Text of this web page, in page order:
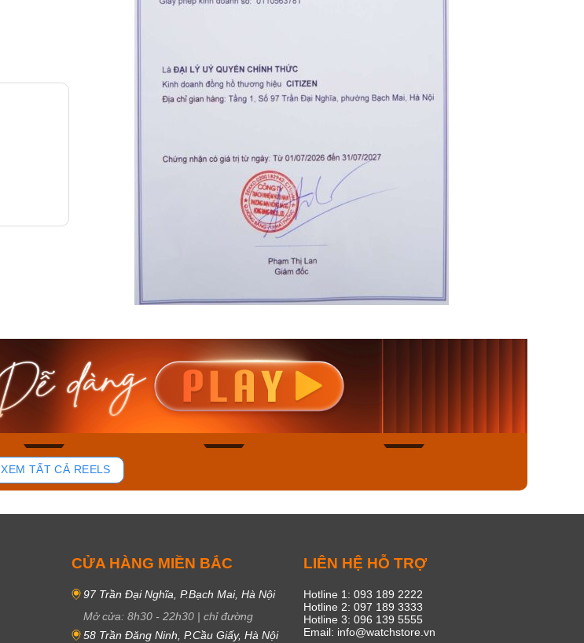
37
Casio Nam MTS-
RS100L-1AVDF
4.276.000₫
3.634.600₫
Casio Unisex AQ-
230EL-1ADF
2.117.000₫
1.799.450₫
Mua ngay
XEM TẤT CẢ REELS
CỬA HÀNG MIỀN BẮC
97 Trần Đại Nghĩa, P.Bạch Mai, Hà Nội
Mở cửa: 8h30 - 22h30 | chỉ đường
58 Trần Đăng Ninh, P.Cầu Giấy, Hà Nội
LIÊN HỆ HỖ TRỢ
Hotline 1: 093 189 2222
Hotline 2: 097 189 3333
Hotline 3: 096 139 5555
Email: info@watchstore.vn